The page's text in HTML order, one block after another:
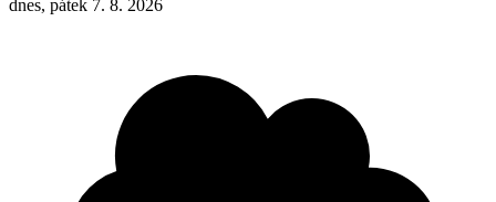
dnes, pátek 7. 8. 2026